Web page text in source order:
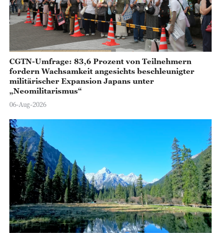
CGTN-Umfrage: 83,6 Prozent von Teilnehmern
fordern Wachsamkeit angesichts beschleunigter
militärischer Expansion Japans unter
„Neomilitarismus“
06-Aug-2026